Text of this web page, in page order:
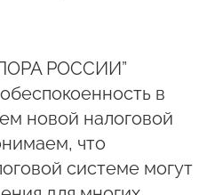
РОССИИ”
в
новой налоговой
что
системе могут